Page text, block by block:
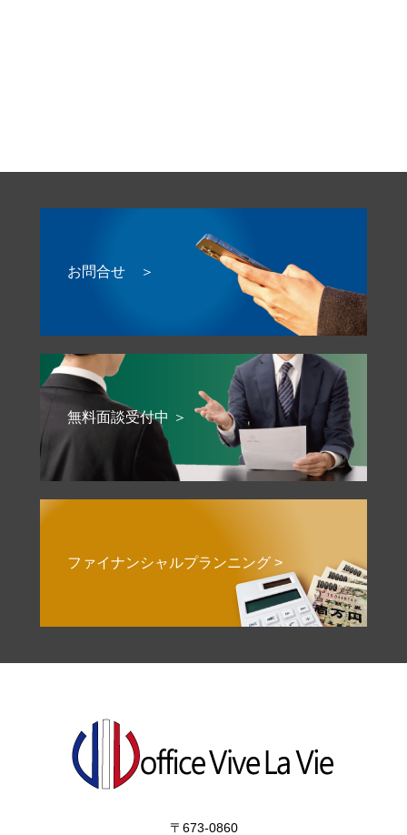
お問合せ ＞
無料面談受付中 ＞
ファイナンシャルプランニング >
〒673-0860